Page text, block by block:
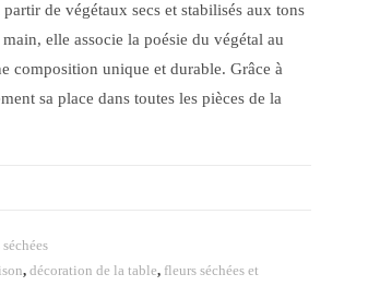
partir de végétaux secs et stabilisés aux tons
elle associe la poésie du végétal au
composition unique et durable. Grâce à
sa place dans toutes les pièces de la
,décoration de la table, fleurs séchées et